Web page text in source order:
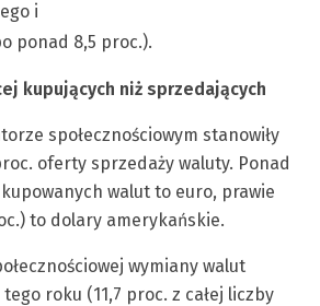
i
ponad 8,5 proc.).
kupujących niż sprzedających
społecznościowym stanowiły
oferty sprzedaży waluty. Ponad
kupowanych walut to euro, prawie
to dolary amerykańskie.
wymiany walut
roku (11,7 proc. z całej liczby